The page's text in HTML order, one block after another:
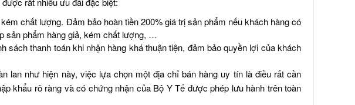
chất lượng. Đảm bảo hoàn tiền 200% giá trị sản phẩm nếu khách hàng có
sản phẩm hàng giả, kém chất lượng, …
sách thanh toán khi nhận hàng khá thuận tiện, đảm bảo quyền lợi của khách
lan như hiện này, việc lựa chọn một địa chỉ bán hàng uy tín là điều rất cần
khẩu rõ ràng và có chứng nhận của Bộ Y Tế được phép lưu hành trên toàn